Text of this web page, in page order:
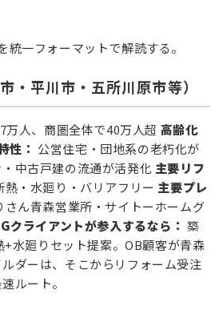
統一フォーマットで解読する。
・平川市・五所川原市等）
万人、商圏全体で40万人超 高齢化
性： 公営住宅・団地系の老朽化が
中古戸建の流通が活発化 主要リフ
熱・水廻り・バリアフリー 主要プレ
さん青森営業所・サイトーホームグ
クライアントが参入するなら： 築
水廻りセット提案。OB顧客が青森
ダーは、そこからリフォーム受注
ルート。